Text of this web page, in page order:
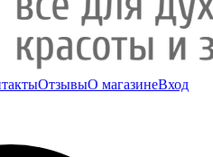
ОтзывыО магазинеВход